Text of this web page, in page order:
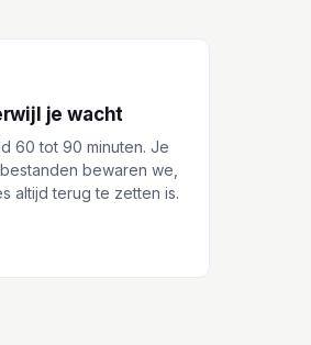
je wacht
60 tot 90 minuten. Je
bewaren we,
altijd terug te zetten is.